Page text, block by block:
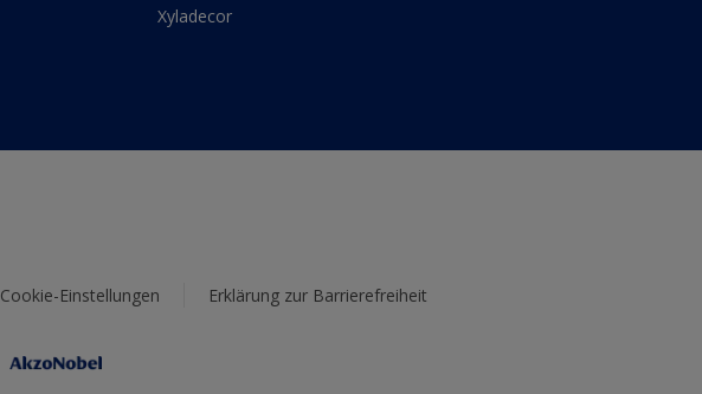
Xyladecor
Cookie-Einstellungen Erklärung zur Barrierefreiheit